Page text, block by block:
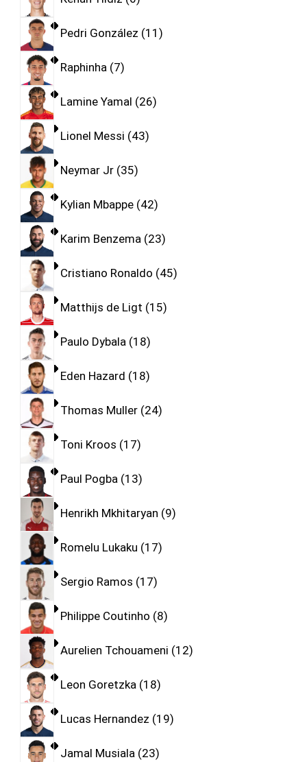
Pedri González 11
Raphinha 7
Lamine Yamal 26
Lionel Messi 43
Neymar Jr 35
Kylian Mbappe 42
Karim Benzema 23
Cristiano Ronaldo 45
Matthijs de Ligt 15
Paulo Dybala 18
Eden Hazard 18
Thomas Muller 24
Toni Kroos 17
Paul Pogba 13
Henrikh Mkhitaryan 9
Romelu Lukaku 17
Sergio Ramos 17
Philippe Coutinho 8
Aurelien Tchouameni 12
Leon Goretzka 18
Lucas Hernandez 19
Jamal Musiala 23